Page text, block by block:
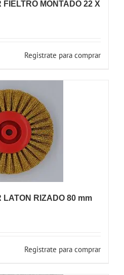
MONTADO 22 X
Registrate para comprar
RIZADO 80 mm
Registrate para comprar